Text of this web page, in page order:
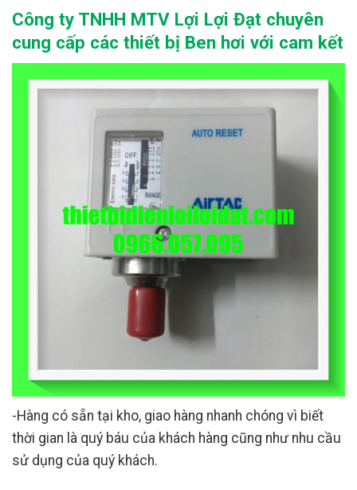
Công ty TNHH MTV Lợi Lợi Đạt chuyên
cung cấp các thiết bị Ben hơi với cam kết
-Hàng có sẵn tại kho, giao hàng nhanh chóng vì biết
thời gian là quý báu của khách hàng cũng như nhu cầu
sử dụng của quý khách.